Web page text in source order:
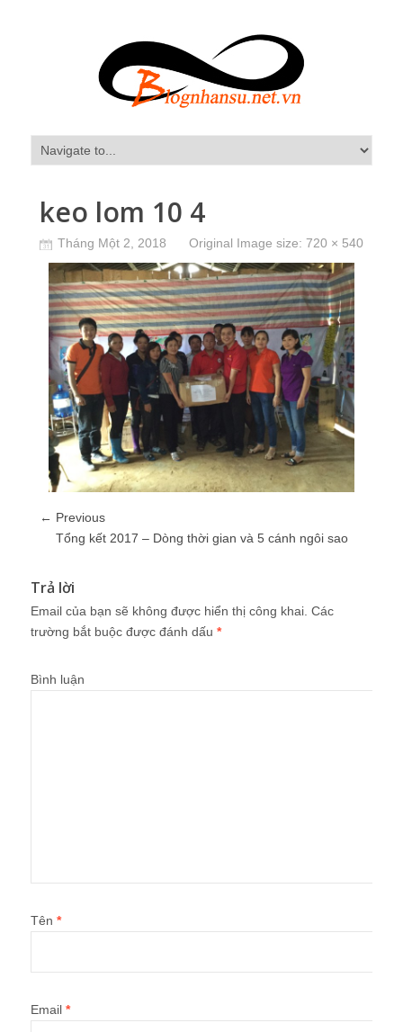
keo lom 10 4
Tháng Một 2, 2018 Original Image size: 720 × 540
← Previous
Tổng kết 2017 – Dòng thời gian và 5 cánh ngôi sao
Trả lời
Email của bạn sẽ không được hiển thị công khai. Các
trường bắt buộc được đánh dấu *
Bình luận
Tên *
Email *